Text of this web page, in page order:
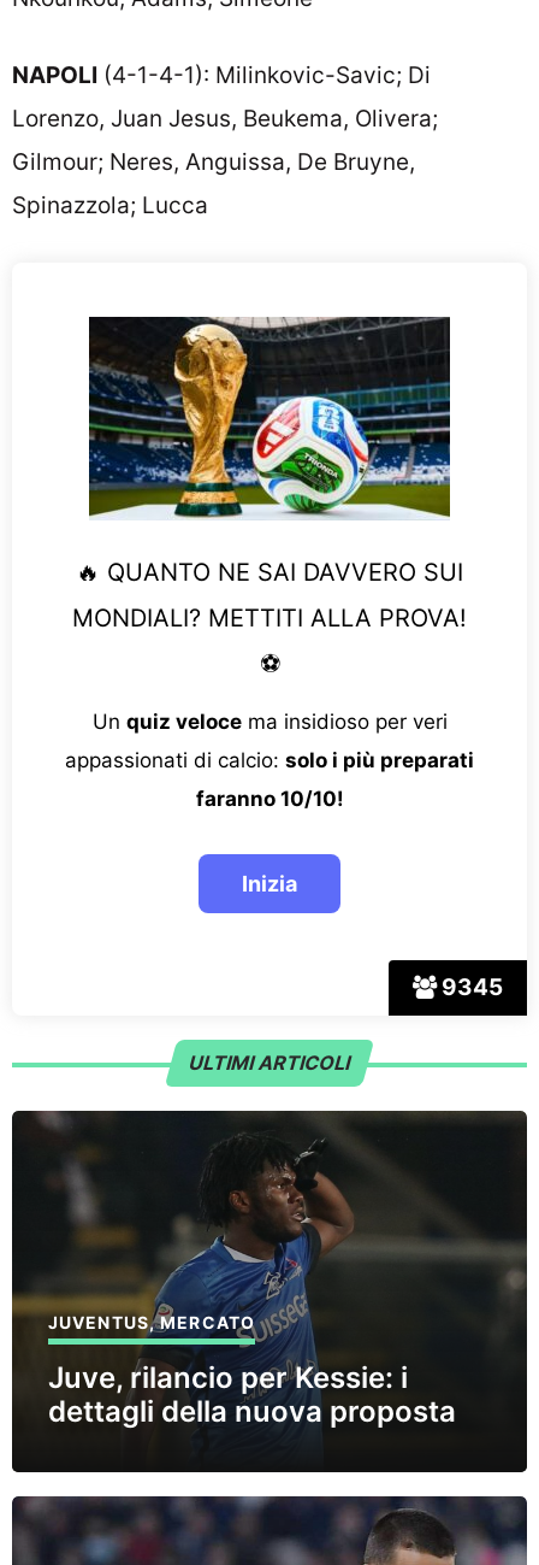
NAPOLI (4-1-4-1): Milinkovic-Savic; Di
Lorenzo, Juan Jesus, Beukema, Olivera;
Gilmour; Neres, Anguissa, De Bruyne,
Spinazzola; Lucca
9345
🔥 QUANTO NE SAI DAVVERO SUI
MONDIALI? METTITI ALLA PROVA!
⚽
Un quiz velocema insidioso per veri
appassionati di calcio: solo i più preparati
faranno 10/10!
ULTIMI ARTICOLI
JUVENTUS,MERCATO
Juve, rilancio per Kessie: i
dettagli della nuova proposta